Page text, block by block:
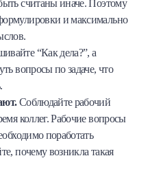
считаны иначе. Поэтому
и максимально
“Как дела?”, а
вопросы по задаче, что
Соблюдайте рабочий
коллег. Рабочие вопросы
поработать
почему возникла такая